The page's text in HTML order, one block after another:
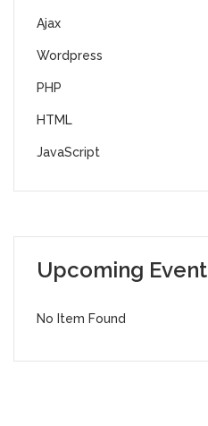
Ajax
Wordpress
PHP
HTML
JavaScript
Upcoming Event
No Item Found